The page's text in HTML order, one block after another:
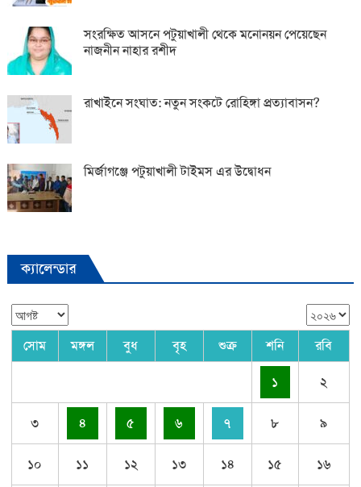
সংরক্ষিত আসনে পটুয়াখালী থেকে মনোনয়ন পেয়েছেন
নাজনীন নাহার রশীদ
রাখাইনে সংঘাত: নতুন সংকটে রোহিঙ্গা প্রত্যাবাসন?
মির্জাগঞ্জে পটুয়াখালী টাইমস এর উদ্বোধন
ক্যালেন্ডার
সোম মঙ্গল বুধ বৃহ শুক্র শনি রবি
১ ২
৩ ৪ ৫ ৬ ৭ ৮ ৯
১০ ১১ ১২ ১৩ ১৪ ১৫ ১৬